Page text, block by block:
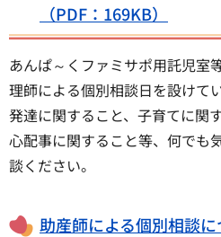
（PDF：169KB）
あんぱ～くファミサポ用託児室
理師による個別相談日を設けて
発達に関すること、子育てに関
心配事に関すること等、何でも
談ください。
助産師による個別相談に